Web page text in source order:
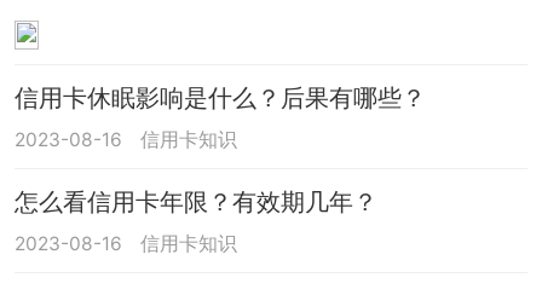
信用卡休眠影响是什么？后果有哪些？
2023-08-16 信用卡知识
怎么看信用卡年限？有效期几年？
2023-08-16 信用卡知识